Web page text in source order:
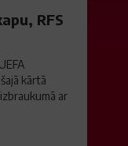
RFS
kārtā
ar